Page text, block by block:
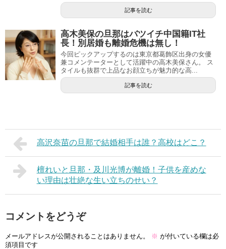
記事を読む
高木美保の旦那はバツイチ中国籍IT社
長！別居婚も離婚危機は無し！
今回ピックアップするのは東京都葛飾区出身の女優
兼コメンテーターとして活躍中の高木美保さん。 ス
タイルも抜群で上品なお顔立ちが魅力的な高...
記事を読む
高沢奈苗の旦那で結婚相手は誰？高校はどこ？
檀れいと旦那・及川光博が離婚！子供を産めな
い理由は壮絶な生い立ちのせい？
コメントをどうぞ
メールアドレスが公開されることはありません。 ※ が付いている欄は必
須項目です